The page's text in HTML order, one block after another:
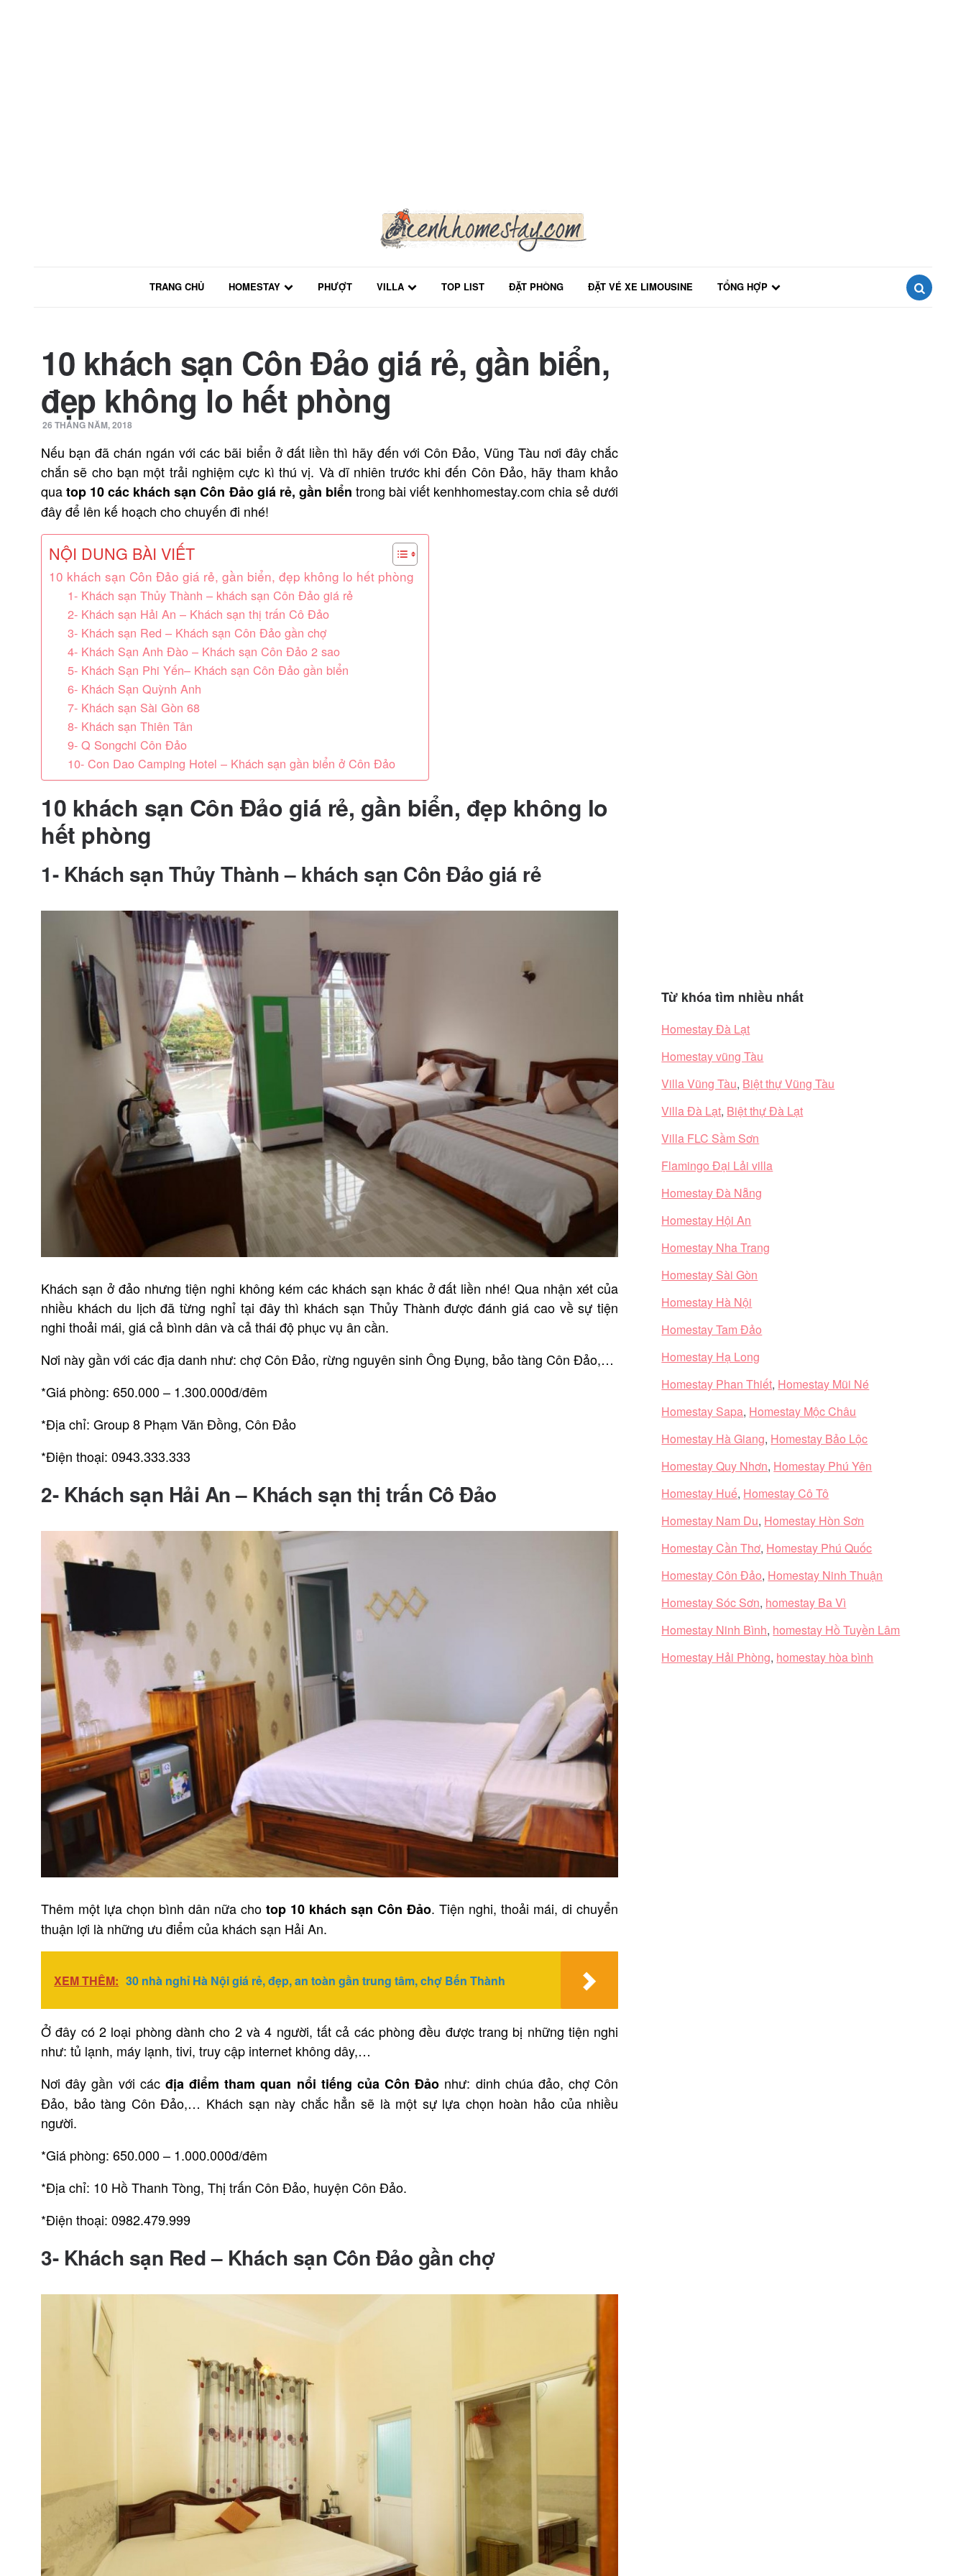
TRANG CHỦ HOMESTAY PHƯỢT VILLA TOP LIST ĐẶT PHÒNG ĐẶT VÉ XE LIMOUSINE
TỔNG HỢP
10 khách sạn Côn Đảo giá rẻ, gần biển,
đẹp không lo hết phòng
26 THÁNG NĂM, 2018
Nếu bạn đã chán ngán với các bãi biển ở đất liền thì hãy đến với Côn Đảo, Vũng Tàu nơi đây chắc
chắn sẽ cho bạn một trải nghiệm cực kì thú vị. Và dĩ nhiên trước khi đến Côn Đảo, hãy tham khảo
quatop 10 các khách sạn Côn Đảo giá rẻ, gần biển trong bài viết kenhhomestay.com chia sẻ dưới
đây để lên kế hoạch cho chuyến đi nhé!
NỘI DUNG BÀI VIẾT
10 khách sạn Côn Đảo giá rẻ, gần biển, đẹp không lo hết phòng
1- Khách sạn Thủy Thành – khách sạn Côn Đảo giá rẻ
2- Khách sạn Hải An – Khách sạn thị trấn Cô Đảo
3- Khách sạn Red – Khách sạn Côn Đảo gần chợ
4- Khách Sạn Anh Đào – Khách sạn Côn Đảo 2 sao
5- Khách Sạn Phi Yến– Khách sạn Côn Đảo gần biển
6- Khách Sạn Quỳnh Anh
7- Khách sạn Sài Gòn 68
8- Khách sạn Thiên Tân
9- Q Songchi Côn Đảo
10- Con Dao Camping Hotel – Khách sạn gần biển ở Côn Đảo
10 khách sạn Côn Đảo giá rẻ, gần biển, đẹp không lo
hết phòng
1- Khách sạn Thủy Thành – khách sạn Côn Đảo giá rẻ
Khách sạn ở đảo nhưng tiện nghi không kém các khách sạn khác ở đất liền nhé! Qua nhận xét của
nhiều khách du lịch đã từng nghỉ tại đây thì khách sạn Thủy Thành được đánh giá cao về sự tiện
nghi thoải mái, giá cả bình dân và cả thái độ phục vụ ân cần.
Nơi này gần với các địa danh như: chợ Côn Đảo, rừng nguyên sinh Ông Đụng, bảo tàng Côn Đảo,…
*Giá phòng: 650.000 – 1.300.000đ/đêm
*Địa chỉ: Group 8 Phạm Văn Đồng, Côn Đảo
*Điện thoại: 0943.333.333
2- Khách sạn Hải An – Khách sạn thị trấn Cô Đảo
Thêm một lựa chọn bình dân nữa chotop 10 khách sạn Côn Đảo. Tiện nghi, thoải mái, di chuyển
thuận lợi là những ưu điểm của khách sạn Hải An.
XEM THÊM: 30 nhà nghỉ Hà Nội giá rẻ, đẹp, an toàn gần trung tâm, chợ Bến Thành
Ở đây có 2 loại phòng dành cho 2 và 4 người, tất cả các phòng đều được trang bị những tiện nghi
như: tủ lạnh, máy lạnh, tivi, truy cập internet không dây,…
Nơi đây gần với các địa điểm tham quan nổi tiếng của Côn Đảo như: dinh chúa đảo, chợ Côn
Đảo, bảo tàng Côn Đảo,… Khách sạn này chắc hẳn sẽ là một sự lựa chọn hoàn hảo của nhiều
người.
*Giá phòng: 650.000 – 1.000.000đ/đêm
*Địa chỉ: 10 Hồ Thanh Tòng, Thị trấn Côn Đảo, huyện Côn Đảo.
*Điện thoại: 0982.479.999
3- Khách sạn Red – Khách sạn Côn Đảo gần chợ
Từ khóa tìm nhiều nhất
Homestay Đà Lạt
Homestay vũng Tàu
Villa Vũng Tàu, Biệt thự Vũng Tàu
Villa Đà Lạt, Biệt thự Đà Lạt
Villa FLC Sầm Sơn
Flamingo Đại Lải villa
Homestay Đà Nẵng
Homestay Hội An
Homestay Nha Trang
Homestay Sài Gòn
Homestay Hà Nội
Homestay Tam Đảo
Homestay Hạ Long
Homestay Phan Thiết, Homestay Mũi Né
Homestay Sapa, Homestay Mộc Châu
Homestay Hà Giang, Homestay Bảo Lộc
Homestay Quy Nhơn, Homestay Phú Yên
Homestay Huế, Homestay Cô Tô
Homestay Nam Du, Homestay Hòn Sơn
Homestay Cần Thơ, Homestay Phú Quốc
Homestay Côn Đảo, Homestay Ninh Thuận
Homestay Sóc Sơn, homestay Ba Vì
Homestay Ninh Bình, homestay Hồ Tuyền Lâm
Homestay Hải Phòng, homestay hòa bình